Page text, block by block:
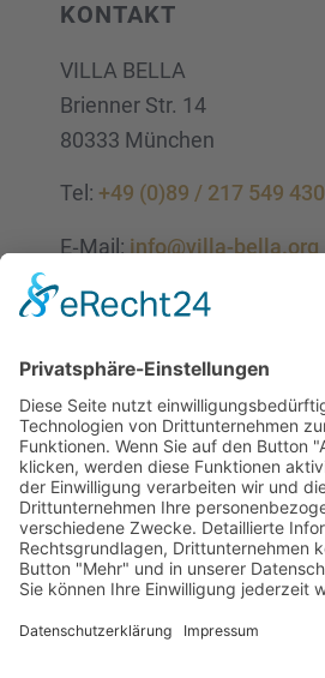
KONTAKT
VILLA BELLA
Brien­ner Str. 14
80333 München
Tel: +49 (0)89 / 217 549 430
E‑Mail: info@villa-bella.org
ÖFFNUNGS­ZEI­TEN
Mo-Do: 09:00 — 20:00 Uhr
Fr: 09:00 — 18:00 Uhr
Sa*: 10:00 — 18:00 Uhr
*auf Anfrage 3x im Monat